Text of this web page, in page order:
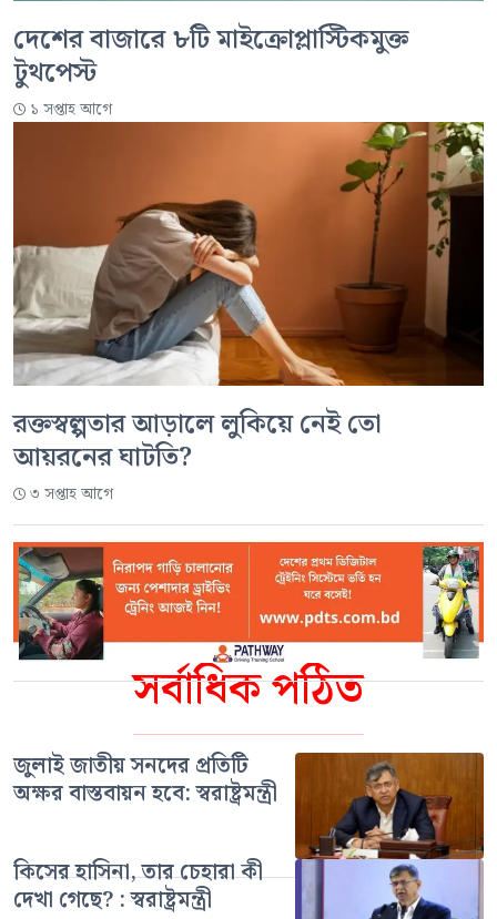
সর্বাধিক পঠিত
জুলাই জাতীয় সনদের প্রতিটি
অক্ষর বাস্তবায়ন হবে: স্বরাষ্ট্রমন্ত্রী
কিসের হাসিনা, তার চেহারা কী
দেখা গেছে? : স্বরাষ্ট্রমন্ত্রী
দেশের বাজারে ৮টি মাইক্রোপ্লাস্টিকমুক্ত
টুথপেস্ট
১ সপ্তাহ আগে
রক্তস্বল্পতার আড়ালে লুকিয়ে নেই তো
আয়রনের ঘাটতি?
৩ সপ্তাহ আগে